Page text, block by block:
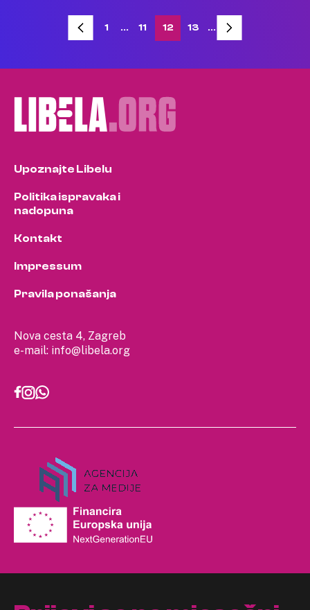
Posts
pagination
1 … 11 12 13 …
Nova cesta 4, Zagreb
e-mail: info@libela.org
Upoznajte Libelu
Politika ispravaka i
nadopuna
Kontakt
Impressum
Pravila ponašanja